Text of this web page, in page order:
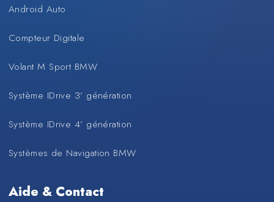
Android Auto
Compteur Digitale
Volant M Sport BMW
Système IDrive 3’ génération
Système IDrive 4’ génération
Systèmes de Navigation BMW
Aide & Contact